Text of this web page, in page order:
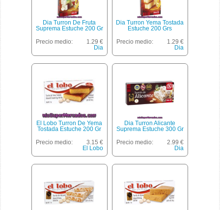
Dia Turron De Fruta
Suprema Estuche 200 Gr
Precio medio:
1.29 €
Dia
Dia Turron Yema Tostada
Estuche 200 Grs
Precio medio:
1.29 €
Dia
El Lobo Turron De Yema
Tostada Estuche 200 Gr
Precio medio:
3.15 €
El Lobo
Dia Turron Alicante
Suprema Estuche 300 Gr
Precio medio:
2.99 €
Dia